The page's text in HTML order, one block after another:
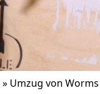
» Umzug von